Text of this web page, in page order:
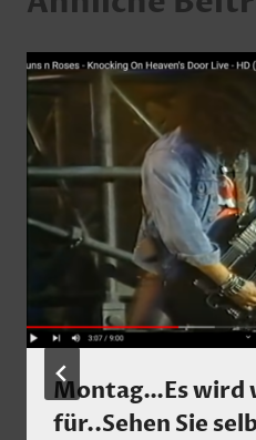
Montag…Es wird
für..Sehen Sie